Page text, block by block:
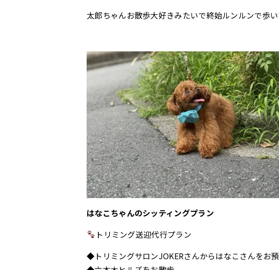
太郎ちゃんお散歩大好きみたいで終始ルンルンで歩
はなこちゃんのシッティングプラン
トリミング送迎代行プラン
◆トリミングサロンJOKERさんからはなこさんをお